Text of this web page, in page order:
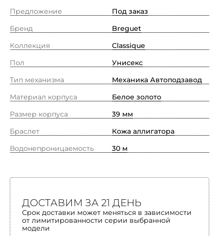
Предложение
Под заказ
Бренд
Breguet
Коллекция
Classique
Пол
Унисекс
Тип механизма
Механика Автоподзавод
Материал корпуса
Белое золото
Размер корпуса
39 мм
Браслет
Кожа аллигатора
Водонепроницаемость
30 м
ДОСТАВИМ ЗА 21 ДЕНЬ
Срок доставки может меняться в зависимости
от лимитированности серии выбранной
модели